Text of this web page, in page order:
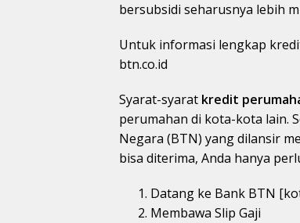
bersubsidi seharusnya lebih
Untuk informasi lengkap
btn.co.id
Syarat-syarat kredit
perumahan di kota-kota lain.
Negara (BTN) yang dilansir
bisa diterima, Anda hanya
Datang ke Bank BTN
Membawa Slip Gaji